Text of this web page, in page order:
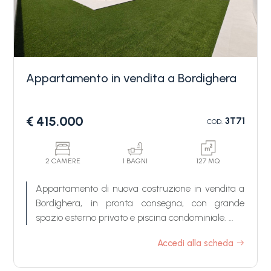
Appartamento in vendita a Bordighera
€ 415.000 COD.3T71
2 CAMERE 1 BAGNI 127 MQ
Appartamento di nuova costruzione in vendita a
Bordighera, in pronta consegna, con grande
spazio esterno privato e piscina condominiale.
residenziale in classe energetica A4, composto da
Accedi alla scheda
minime
Qualsiasi